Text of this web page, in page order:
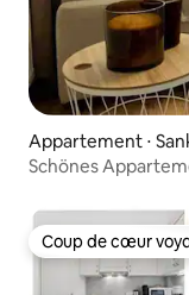
Appartement ⋅
Schönes
Coup de cœur
Coup de cœur